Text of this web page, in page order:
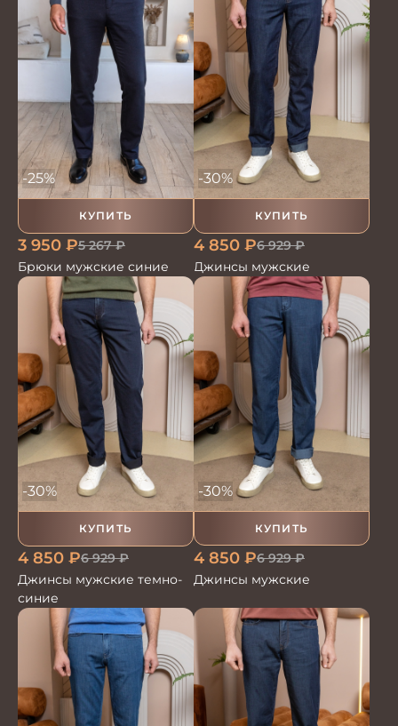
КУПИТЬ
-25%
3 950 ₽5 267₽
Брюки мужские синие
КУПИТЬ
-30%
4 850 ₽6 929₽
Джинсы мужские
КУПИТЬ
-30%
4 850 ₽6 929₽
Джинсы мужские темно-
синие
КУПИТЬ
-30%
4 850 ₽6 929₽
Джинсы мужские